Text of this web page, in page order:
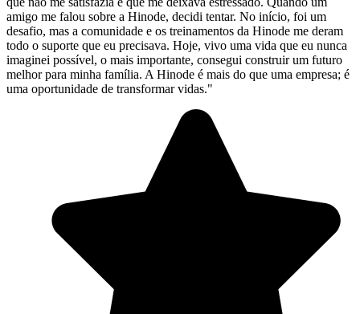
amigo me falou sobre a Hinode, decidi tentar. No início, foi um
desafio, mas a comunidade e os treinamentos da Hinode me deram
todo o suporte que eu precisava. Hoje, vivo uma vida que eu nunca
imaginei possível, o mais importante, consegui construir um futuro
melhor para minha família. A Hinode é mais do que uma empresa; é
uma oportunidade de transformar vidas."